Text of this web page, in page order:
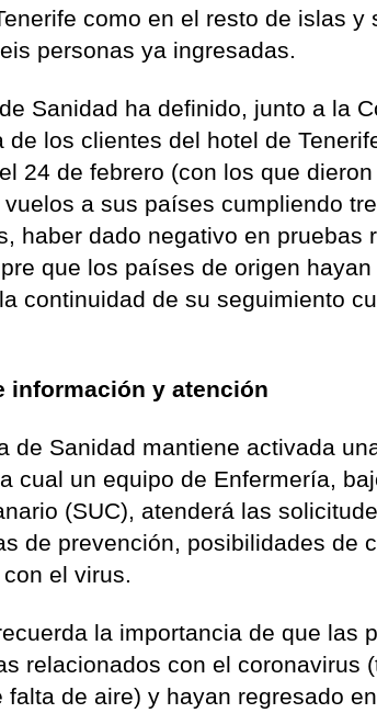
como en el resto de islas
personas ya ingresadas.
Sanidad ha definido, junto a la
de los clientes del hotel de
24 de febrero (con los que
a sus países cumpliendo
haber dado negativo en pruebas
que los países de origen
continuidad de su seguimiento
información y atención
de Sanidad mantiene activada
cual un equipo de Enfermería,
(SUC), atenderá las
de prevención, posibilidades de
el virus.
la importancia de que las
relacionados con el coronavirus
falta de aire) y hayan regresado